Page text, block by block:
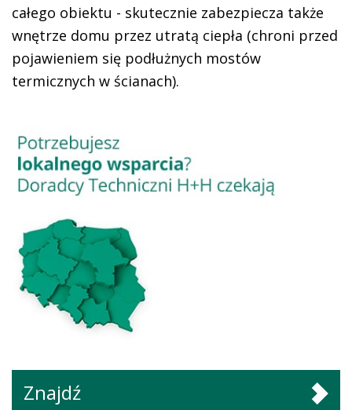
całego obiektu - skutecznie zabezpiecza także
wnętrze domu przez utratą ciepła (chroni przed
pojawieniem się podłużnych mostów
termicznych w ścianach).
Znajdź